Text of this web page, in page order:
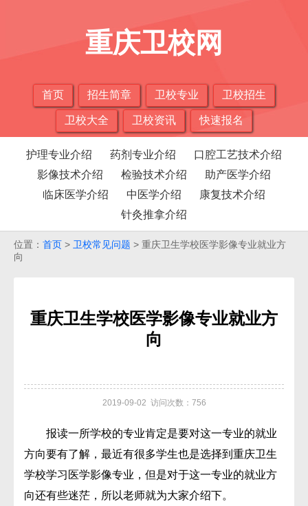
重庆卫校网
首页 招生简章 卫校专业 卫校招生
卫校大全 卫校资讯 快速报名
护理专业介绍 药剂专业介绍
口腔工艺技术介绍
影像技术介绍
检验技术介绍
助产医学介绍
临床医学介绍
中医学介绍
康复技术介绍
针灸推拿介绍
位置： 首页 > 卫校常见问题 > 重庆卫生学校医学影像专业就业方
向
重庆卫生学校医学影像专业就业方
向
2019-09-02 访问次数：756
报读一所学校的专业肯定是要对这一专业的就业
方向要有了解，最近有很多学生也是选择到重庆卫生
学校学习医学影像专业，但是对于这一专业的就业方
向还有些迷茫，所以老师就为大家介绍下。